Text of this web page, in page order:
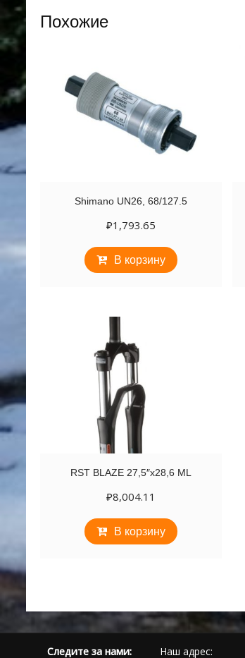
Похожие
Shimano UN26, 68/127.5
₽1,793.65
В корзину
RST BLAZE 27,5″х28,6 ML
₽8,004.11
В корзину
Следите за нами: Наш адрес: